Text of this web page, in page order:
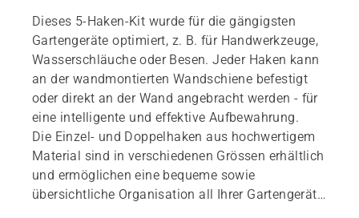
Dieses 5-Haken-Kit wurde für die gängigsten
Gartengeräte optimiert, z. B. für Handwerkzeuge,
Wasserschläuche oder Besen. Jeder Haken kann
an der wandmontierten Wandschiene befestigt
oder direkt an der Wand angebracht werden - für
eine intelligente und effektive Aufbewahrung.
Die Einzel- und Doppelhaken aus hochwertigem
Material sind in verschiedenen Grössen erhältlich
und ermöglichen eine bequeme sowie
übersichtliche Organisation all Ihrer Gartengeräte